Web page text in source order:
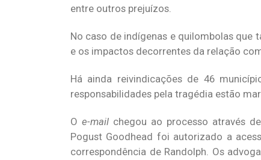
entre outros prejuízos.
No caso de indígenas e quilombolas que
e os impactos decorrentes da relação
Há ainda reivindicações de 46
responsabilidades pela tragédia estão
O e-mailchegou ao processo através
Pogust Goodhead foi autorizado a
correspondência de Randolph. Os